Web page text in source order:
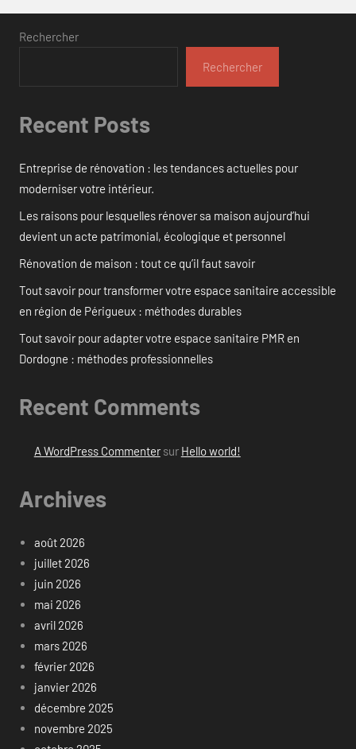
Rechercher
Rechercher
Recent Posts
Entreprise de rénovation : les tendances actuelles pour
moderniser votre intérieur.
Les raisons pour lesquelles rénover sa maison aujourd’hui
devient un acte patrimonial, écologique et personnel
Rénovation de maison : tout ce qu’il faut savoir
Tout savoir pour transformer votre espace sanitaire accessible
en région de Périgueux : méthodes durables
Tout savoir pour adapter votre espace sanitaire PMR en
Dordogne : méthodes professionnelles
Recent Comments
A WordPress Commentersur Hello world!
Archives
août 2026
juillet 2026
juin 2026
mai 2026
avril 2026
mars 2026
février 2026
janvier 2026
décembre 2025
novembre 2025